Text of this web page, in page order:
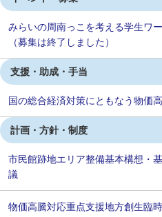
みらいの周南っこを考える学生ワ
（募集は終了しました）
支援・助成・手当
国の総合経済対策にともなう物価
計画・方針・制度
市民館跡地エリア整備基本構想・
議
物価高騰対応重点支援地方創生臨